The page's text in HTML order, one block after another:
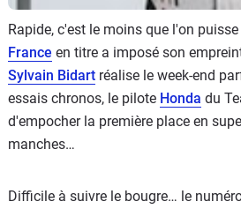
Rapide, c'est le moins que l'on
France en titre a imposé son
Sylvain Bidart réalise le week-end
essais chronos, le pilote Honda du
d'empocher la première place en
manches…
Difficile à suivre le bougre… le